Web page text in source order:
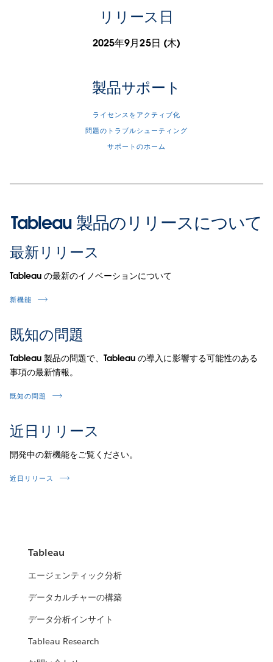
リリース日
2025年9月25日 (木)
製品サポート
ライセンスをアクティブ化
問題のトラブルシューティング
サポートのホーム
Tableau 製品のリリースについて
最新リリース
Tableau の最新のイノベーションについて
新機能
既知の問題
Tableau 製品の問題で、Tableau の導入に影響する可能性のある
事項の最新情報。
既知の問題
近日リリース
開発中の新機能をご覧ください。
近日リリース
Tableau
エージェンティック分析
データカルチャーの構築
データ分析インサイト
Tableau Research